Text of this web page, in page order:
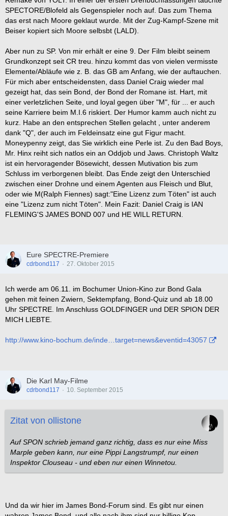
SPECTORE/Blofeld als Gegenspieler noch auf. Das zum Thema
das erst nach Moore geklaut wurde. Mit der Zug-Kampf-Szene mit
Beiser kopiert sich Moore selbsbt (LALD).
Aber nun zu SP. Von mir erhält er eine 9. Der Film bleibt seinem
Grundkonzept seit CR treu. hinzu kommt das von vielen vermisste
Elemente/Abläufe wie z. B. das GB am Anfang, wie der auftauchen.
Für mich aber entscheidensten, dass Daniel Craig wieder mal
gezeigt hat, das sein Bond, der Bond der Romane ist. Hart, mit
einer verletzlichen Seite, und loyal gegen über "M", für ... er auch
seine Karriere beim M.I.6 riskiert. Der Humor kamm auch nicht zu
kurz. Habe an den entsprechen Stellen gelacht , unter anderem
dank "Q", der auch im Feldeinsatz eine gut Figur macht.
Moneypenny zeigt, das Sie wirklich eine Perle ist. Zu den Bad Boys,
Mr. Hinx reiht sich natlos ein an Oddjob und Jaws. Christoph Waltz
ist ein hervoragender Bösewicht, dessen Mutivation bis zum
Schluss im verborgenen bleibt. Das Ende zeigt den Unterschied
zwischen einer Drohne und einem Agenten aus Fleisch und Blut,
oder wie M(Ralph Fiennes) sagt:"Eine Lizenz zum Töten" ist auch
eine "Lizenz zum nicht Töten". Mein Fazit: Daniel Craig is IAN
FLEMING'S JAMES BOND 007 und HE WILL RETURN.
Eure SPECTRE-Premiere
cdrbond117 27. Oktober 2015
Ich werde am 06.11. im Bochumer Union-Kino zur Bond Gala
gehen mit feinen Zwiern, Sektempfang, Bond-Quiz und ab 18.00
Uhr SPECTRE. Im Anschluss GOLDFINGER und DER SPION DER
MICH LIEBTE.
http://www.kino-bochum.de/inde…target=news&eventid=43057
Die Karl May-Filme
cdrbond117 10. September 2015
Zitat von ollistone
Auf SPON schrieb jemand ganz richtig, dass es nur eine Miss
Marple geben kann, nur eine Pippi Langstrumpf, nur einen
Inspektor Clouseau - und eben nur einen Winnetou.
Und da wir hier im James Bond-Forum sind. Es gibt nur einen